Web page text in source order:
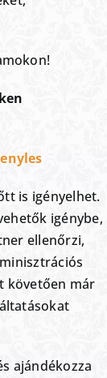
is igényelhet.
igénybe,
ellenőrzi,
követően már
ajándékozza